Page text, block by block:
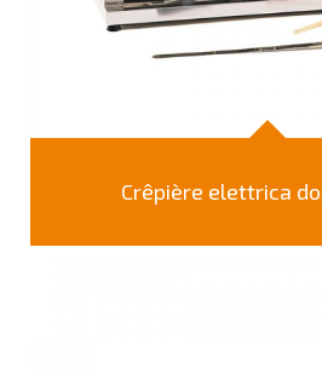
Crêpière elettrica